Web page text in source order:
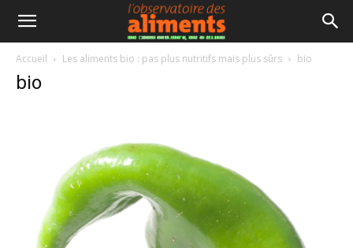
Accueil Les aliments bio : pas plus nutritifs mais plus sûrs bio
bio